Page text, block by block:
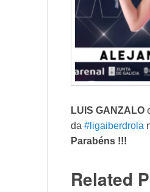
LUIS GANZALO
da #ligaiberdrola
Parabéns !!!
Related